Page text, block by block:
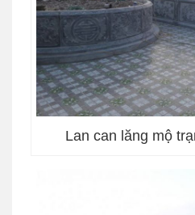
Lan can lăng mộ